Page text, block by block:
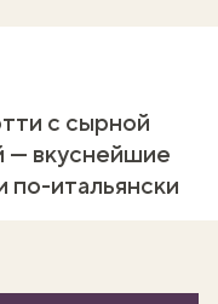
с сырной
— вкуснейшие
по-итальянски